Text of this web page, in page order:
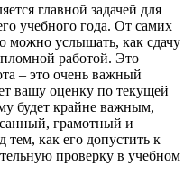
главной задачей для
учебного года. От самих
можно услышать, как сдачу
работой. Это
– это очень важный
вашу оценку по текущей
будет крайне важным,
грамотный и
тем, как его допустить к
проверку в учебном